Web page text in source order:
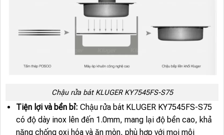
Chậu rửa bát KLUGER KY7545FS-S75
Tiện lợi và bền bỉ: Chậu rửa bát KLUGER KY7545FS-S75
có độ dày inox lên đến 1.0mm, mang lại độ bền cao, khả
năng chống oxi hóa và ăn mòn, phù hợp với mọi môi